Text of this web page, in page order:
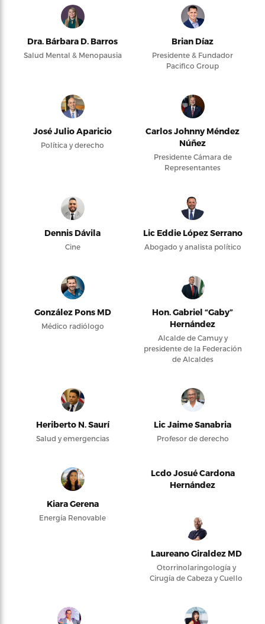
Dra. Bárbara D. Barros
Salud Mental & Menopausia
Brian Díaz
Presidente & Fundador
Pacifico Group
José Julio Aparicio
Política y derecho
Carlos Johnny Méndez
Núñez
Presidente Cámara de
Representantes
Dennis Dávila
Cine
Lic Eddie López Serrano
Abogado y analista político
González Pons MD
Médico radiólogo
Hon. Gabriel “Gaby”
Hernández
Alcalde de Camuy y
presidente de la Federación
de Alcaldes
Heriberto N. Saurí
Salud y emergencias
Lic Jaime Sanabria
Profesor de derecho
Kiara Gerena
Energía Renovable
Lcdo Josué Cardona
Hernández
Laureano Giraldez MD
Otorrinolaringología y
Cirugía de Cabeza y Cuello